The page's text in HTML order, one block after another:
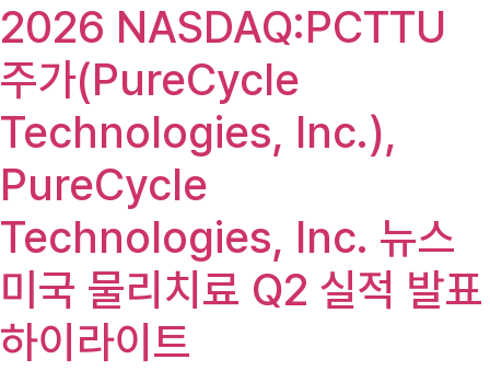
2026 NASDAQ:PCTTU
주가(PureCycle
Technologies, Inc.),
PureCycle
Technologies, Inc. 뉴스
미국 물리치료 Q2 실적 발표
하이라이트